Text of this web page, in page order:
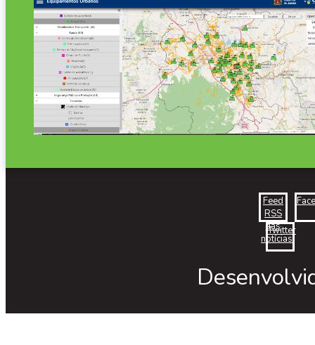
Feed
RSS
das
notícias
Twitter